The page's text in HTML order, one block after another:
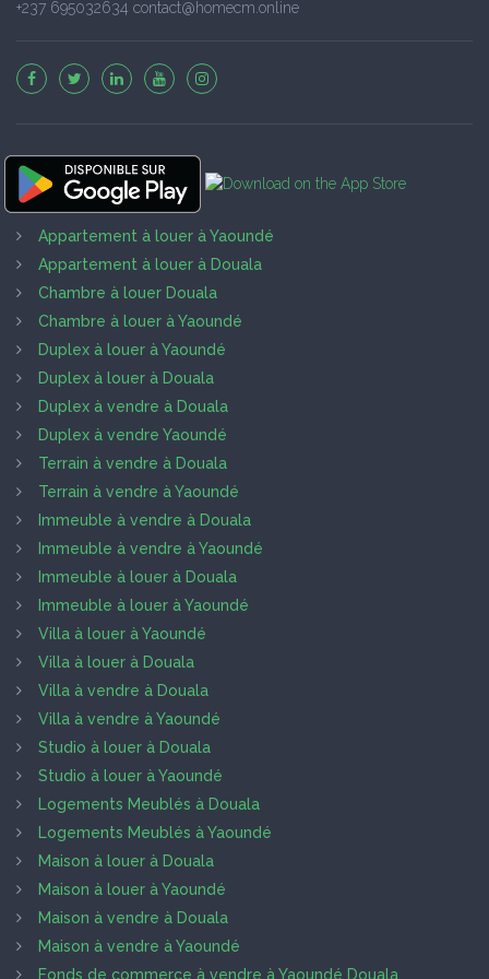
+237 695032634 contact@homecm.online
Appartement à louer à Yaoundé
Appartement à louer à Douala
Chambre à louer Douala
Chambre à louer à Yaoundé
Duplex à louer à Yaoundé
Duplex à louer à Douala
Duplex à vendre à Douala
Duplex à vendre Yaoundé
Terrain à vendre à Douala
Terrain à vendre à Yaoundé
Immeuble à vendre à Douala
Immeuble à vendre à Yaoundé
Immeuble à louer à Douala
Immeuble à louer à Yaoundé
Villa à louer à Yaoundé
Villa à louer à Douala
Villa à vendre à Douala
Villa à vendre à Yaoundé
Studio à louer à Douala
Studio à louer à Yaoundé
Logements Meublés à Douala
Logements Meublés à Yaoundé
Maison à louer à Douala
Maison à louer à Yaoundé
Maison à vendre à Douala
Maison à vendre à Yaoundé
Fonds de commerce à vendre à Yaoundé Douala